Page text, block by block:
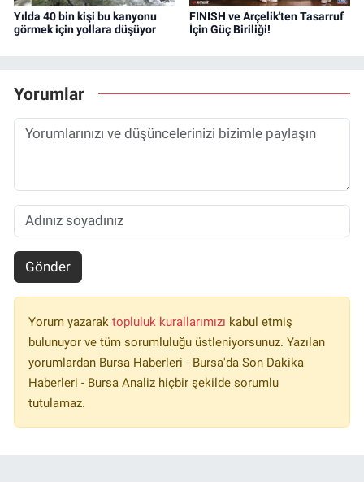
Yılda 40 bin kişi bu kanyonu
görmek için yollara düşüyor
FINISH ve Arçelik'ten Tasarruf
İçin Güç Biriliği!
Yorumlar
Gönder
Yorum yazarak topluluk kurallarımızı kabul etmiş
bulunuyor ve tüm sorumluluğu üstleniyorsunuz. Yazılan
yorumlardan Bursa Haberleri - Bursa'da Son Dakika
Haberleri - Bursa Analiz hiçbir şekilde sorumlu
tutulamaz.